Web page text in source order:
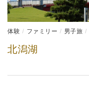
体験 ファミリー 男子旅
北潟湖